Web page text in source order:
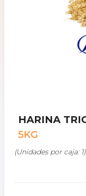
HARINA
5KG
(Unidades por caja: 1)